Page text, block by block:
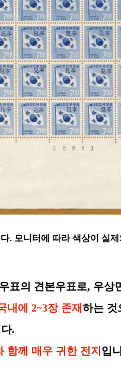
. 모니터에 따라 색상이 실
표의 견본우표로, 우상
내에 2~3장 존재 하는 것
.
함께 매우 귀한 전지 입